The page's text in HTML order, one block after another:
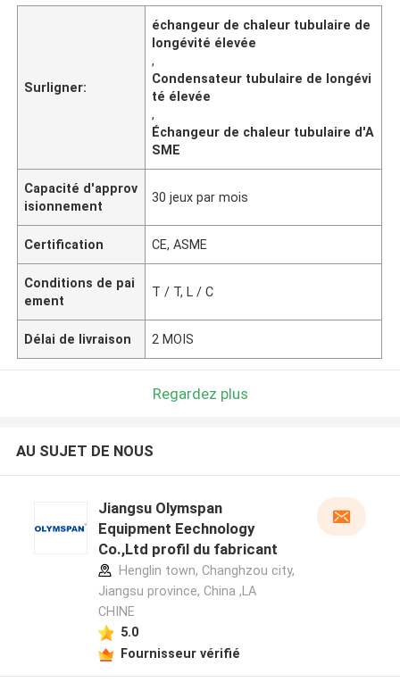
Surligner:
échangeur de chaleur tubulaire de
longévité élevée
,
Condensateur tubulaire de longévi
té élevée
,
Échangeur de chaleur tubulaire d'A
SME
Capacité d'approv
isionnement
30 jeux par mois
Certification CE, ASME
Conditions de pai
ement
T / T, L / C
Délai de livraison 2 MOIS
Regardez plus
AU SUJET DE NOUS
Jiangsu Olymspan
Equipment Eechnology
Co.,Ltd profil du fabricant
Henglin town, Changhzou city,
Jiangsu province, China ,LA
CHINE
5.0
Fournisseur vérifié